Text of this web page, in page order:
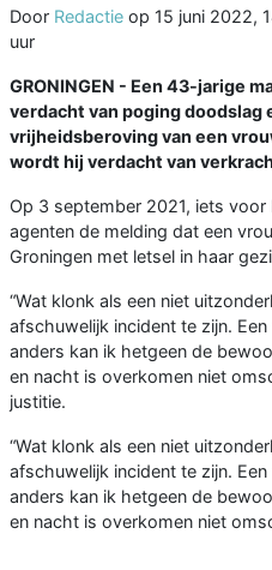
Door Redactie op 15 juni 2022,
uur
GRONINGEN - Een 43-jarige
verdacht van poging doodslag
vrijheidsberoving van een
wordt hij verdacht van
Op 3 september 2021, iets
agenten de melding dat een
Groningen met letsel in haar
“Wat klonk als een niet
afschuwelijk incident te zijn.
anders kan ik hetgeen de
en nacht is overkomen niet
justitie.
“Wat klonk als een niet
afschuwelijk incident te zijn.
anders kan ik hetgeen de
en nacht is overkomen niet